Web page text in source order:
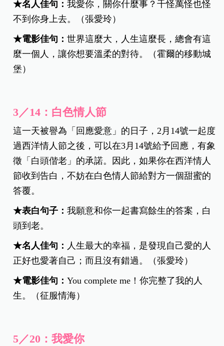
★名人佳句：我愛你，關你什麼事？千怪萬怪也怪
不到你身上去。（張愛玲）
★電影佳句：世界這麼大，人生這麼長，總會有這
麼一個人，讓你想要溫柔的對待。（霍爾的移動城
堡）
3／14：白色情人節
這一天被譽為「回應愛意」的日子，2月14號一起度
過西洋情人節之後，可以在3月14號給予回應，有象
徵「白頭偕老」的承諾。因此，如果你在西洋情人
節收到告白，不妨在白色情人節給對方一個甜蜜的
答覆。
★表白句子：我願意和你一起書寫餘生的答案，白
頭到老。
★名人佳句： 人生最大的幸福，是發現自己愛的人
正好也愛著自己；而且沒有錯過。（張愛玲）
★電影佳句：You complete me！你完整了我的人
生。（征服情海）
5／20：我愛你